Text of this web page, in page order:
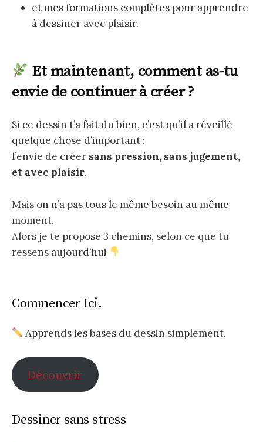
et mes formations complètes pour apprendre
à dessiner avec plaisir.
Et maintenant, comment as-tu
envie de continuer à créer ?
Si ce dessin t’a fait du bien, c’est qu’il a réveillé
quelque chose d’important :
l’envie de créer sans pression, sans jugement,
et avec plaisir.
Mais on n’a pas tous le même besoin au même
moment.
Alors je te propose 3 chemins, selon ce que tu
ressens aujourd’hui
Commencer Ici.
Apprends les bases du dessin simplement.
Découvrir
Dessiner sans stress